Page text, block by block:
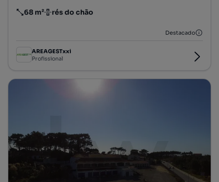
Preço por metro quadrado
68 m²
Andar rés do chão
Destacado
AREAGESTxxi
Profissional